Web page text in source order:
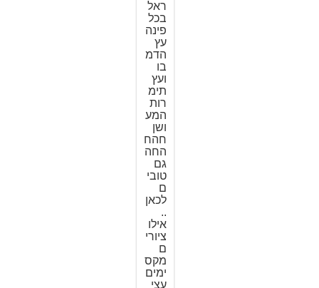
ראל
בכל
פינה
עץ
הדמ
בו
ועץ
תימ
רות
המע
ושן
חהח
החה
גם
טובי
ם
לכאן
..
אילו
ציורי
ם
מקס
ימים
עצי